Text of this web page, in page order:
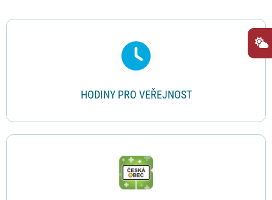
Rychlé odkazy
HODINY PRO VEŘEJNOST